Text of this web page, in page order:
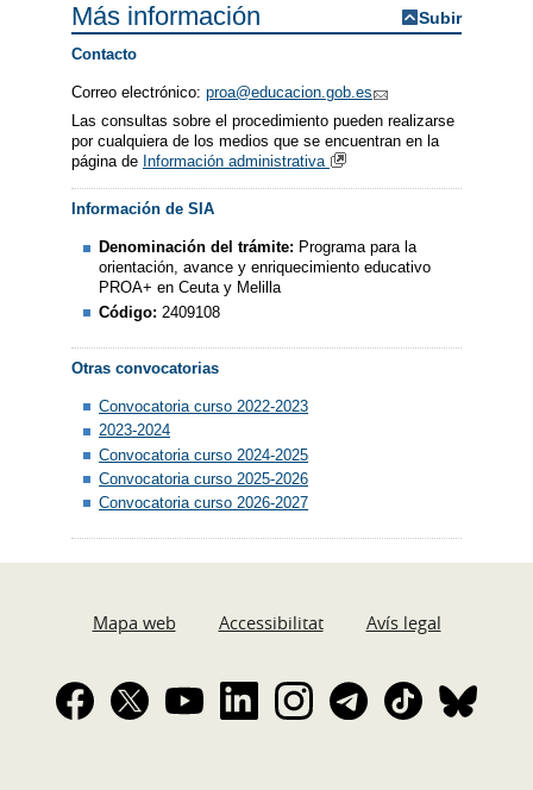
Más información Subir
Contacto
Correo electrónico: proa@educacion.gob.es
Las consultas sobre el procedimiento pueden realizarse
por cualquiera de los medios que se encuentran en la
página de Información administrativa
Información de SIA
Denominación del trámite: Programa para la
orientación, avance y enriquecimiento educativo
PROA+ en Ceuta y Melilla
Código: 2409108
Otras convocatorias
Convocatoria curso 2022-2023
2023-2024
Convocatoria curso 2024-2025
Convocatoria curso 2025-2026
Convocatoria curso 2026-2027
Mapa web Accessibilitat Avís legal